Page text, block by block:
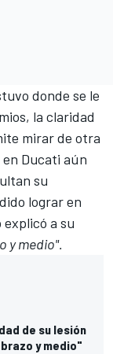
donde se le
la claridad
mirar de otra
Ducati aún
su
lograr en
a su
y medio".
de su lesión
y medio"